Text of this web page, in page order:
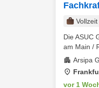
Vollzeit
Die ASUC
am Main /
Arsipa
vor 1